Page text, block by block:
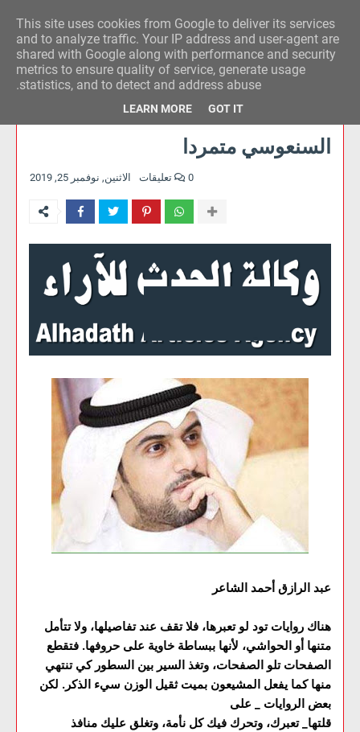
وكالة الحدث للآراء
السنعوسي متمردا
الاثنين, نوفمبر 25, 2019 0 تعليقات
عبد الرازق أحمد الشاعر
هناك روايات تود لو تعبرها، فلا تقف عند تفاصيلها، ولا تتأمل
متنها أو الحواشي، لأنها ببساطة خاوية على حروفها. فتقطع
الصفحات تلو الصفحات، وتغذ السير بين السطور كي تنتهي
منها كما يفعل المشيعون بميت ثقيل الوزن سيء الذكر. لكن
بعض الروايات _ على
قلتها_ تعبرك، وتحرك فيك كل نأمة، وتغلق عليك منافذ
This site uses cookies from Google to deliver its services
and to analyze traffic. Your IP address and user-agent are
shared with Google along with performance and security
metrics to ensure quality of service, generate usage
statistics, and to detect and address abuse.
LEARN MORE GOT IT